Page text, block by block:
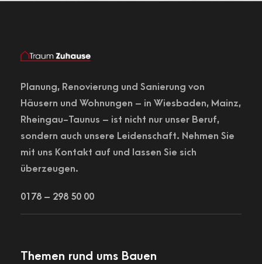
Planung, Renovierung und Sanierung von
Häusern und Wohnungen – in Wiesbaden, Mainz,
Rheingau-Taunus – ist nicht nur unser Beruf,
sondern auch unsere Leidenschaft. Nehmen Sie
mit uns Kontakt auf und lassen Sie sich
überzeugen.
0178 – 298 50 00
Themen rund ums Bauen